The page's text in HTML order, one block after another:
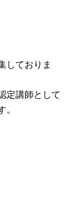
しておりま
定講師として